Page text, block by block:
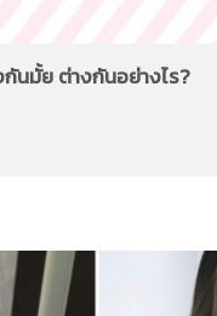
นมั้ย ต่างกันอย่างไร?